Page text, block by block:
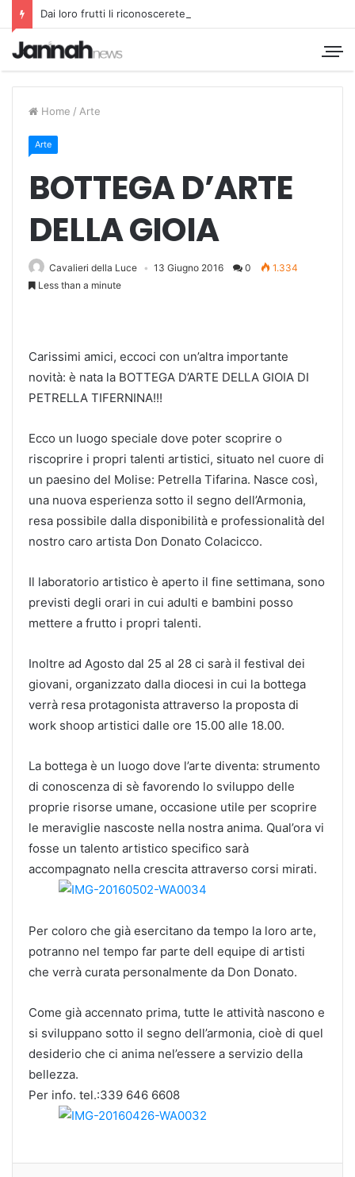
Dai loro frutti li riconoscerete
Home / Arte
Arte
BOTTEGA D’ARTE
DELLA GIOIA
Cavalieri della Luce 13 Giugno 2016 0
1.334
Less than a minute
Carissimi amici, eccoci con un’altra importante
novità: è nata la BOTTEGA D’ARTE DELLA GIOIA DI
PETRELLA TIFERNINA!!!
Ecco un luogo speciale dove poter scoprire o
riscoprire i propri talenti artistici, situato nel cuore di
un paesino del Molise: Petrella Tifarina. Nasce così,
una nuova esperienza sotto il segno dell’Armonia,
resa possibile dalla disponibilità e professionalità del
nostro caro artista Don Donato Colacicco.
Il laboratorio artistico è aperto il fine settimana, sono
previsti degli orari in cui adulti e bambini posso
mettere a frutto i propri talenti.
Inoltre ad Agosto dal 25 al 28 ci sarà il festival dei
giovani, organizzato dalla diocesi in cui la bottega
verrà resa protagonista attraverso la proposta di
work shoop artistici dalle ore 15.00 alle 18.00.
La bottega è un luogo dove l’arte diventa: strumento
di conoscenza di sè favorendo lo sviluppo delle
proprie risorse umane, occasione utile per scoprire
le meraviglie nascoste nella nostra anima. Qual’ora vi
fosse un talento artistico specifico sarà
accompagnato nella crescita attraverso corsi mirati.
Per coloro che già esercitano da tempo la loro arte,
potranno nel tempo far parte dell equipe di artisti
che verrà curata personalmente da Don Donato.
Come già accennato prima, tutte le attività nascono e
si sviluppano sotto il segno dell’armonia, cioè di quel
desiderio che ci anima nel’essere a servizio della
bellezza.
Per info. tel.:339 646 6608